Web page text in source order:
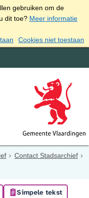
gebruiken om de
dit toe? Meer informatie
Cookies niet toestaan
Contact Stadsarchief
Simpele tekst